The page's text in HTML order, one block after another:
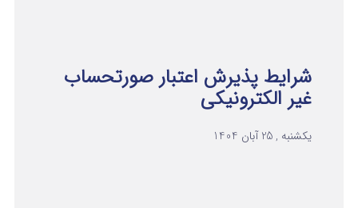
شرایط پذیرش اعتبار صورتحساب
غیر الکترونیکی
یکشنبه , 25 آبان 1404